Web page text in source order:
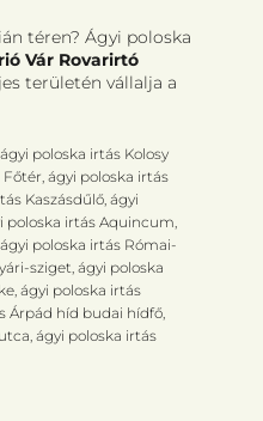
téren? Ágyi poloska
Vár Rovarirtó
területén vállalja a
poloska irtás Kolosy
ágyi poloska irtás
Kaszásdűlő, ágyi
poloska irtás Aquincum,
poloska irtás Római-
sziget, ágyi poloska
ágyi poloska irtás
Árpád híd budai hídfő,
ágyi poloska irtás